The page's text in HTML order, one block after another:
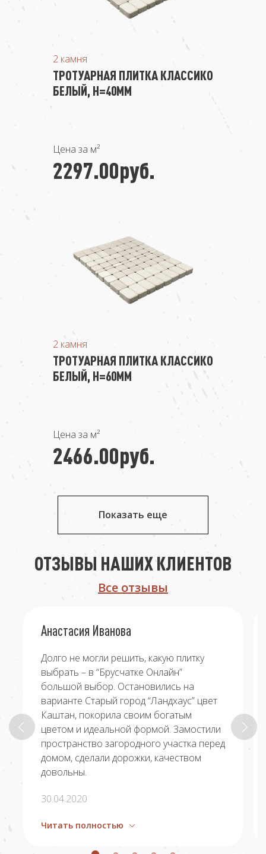
2 камня
ТРОТУАРНАЯ ПЛИТКА КЛАССИКО
БЕЛЫЙ, Н=40ММ
Цена за м²
2297.00руб.
2 камня
ТРОТУАРНАЯ ПЛИТКА КЛАССИКО
БЕЛЫЙ, Н=60ММ
Цена за м²
2466.00руб.
Показать еще
ОТЗЫВЫ НАШИХ КЛИЕНТОВ
Все отзывы
Анастасия Иванова
Долго не могли решить, какую плитку
выбрать – в “Брусчатке Онлайн”
большой выбор. Остановились на
варианте Старый город “Ландхаус” цвет
Каштан, покорила своим богатым
цветом и идеальной формой. Замостили
пространство загородного участка перед
домом, сделали дорожки, качеством
довольны.
30.04.2020
Читать полностью